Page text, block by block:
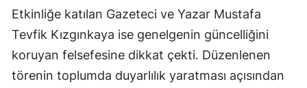
Etkinliğe katılan Gazeteci ve Yazar Mustafa
Tevfik Kızgınkaya ise genelgenin güncelliğini
koruyan felsefesine dikkat çekti. Düzenlenen
törenin toplumda duyarlılık yaratması açısından